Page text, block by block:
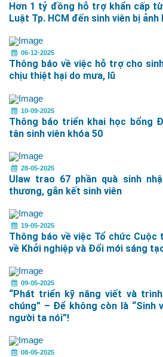
Hơn 1 tỷ đồng hỗ trợ khẩn cấp
Luật Tp. HCM đến sinh viên bị
06-12-2025
Thông báo về việc hỗ trợ cho
chịu thiệt hại do mưa, lũ
10-09-2025
Thông báo triển khai học bổng
tân sinh viên khóa 50
28-05-2025
Ulaw trao 67 phần quà sinh
thương, gắn kết sinh viên
19-05-2025
Thông báo về việc Tổ chức Cuộc
về Khởi nghiệp và Đổi mới sáng
09-05-2025
“Phát triển kỹ năng viết và
chúng” – Để không còn là “Sinh
người ta nói”!
08-05-2025